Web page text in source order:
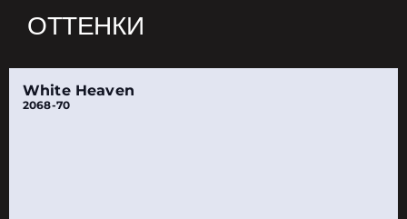
ОТТЕНКИ
White Heaven
2068-70